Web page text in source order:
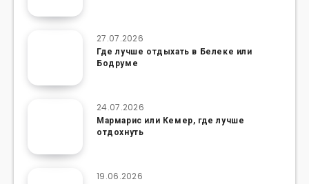
27.07.2026
Где лучше отдыхать в Белеке или
Бодруме
24.07.2026
Мармарис или Кемер, где лучше
отдохнуть
19.06.2026